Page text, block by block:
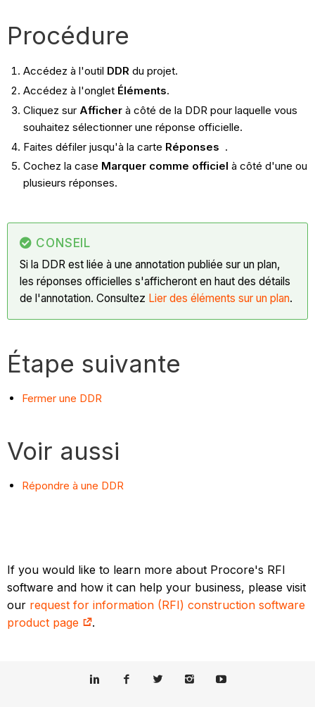
Procédure
Accédez à l'outil DDR du projet.
Accédez à l'onglet Éléments.
Cliquez sur Afficherà côté de la DDR pour laquelle vous
souhaitez sélectionner une réponse officielle.
Faites défiler jusqu'à la carte Réponses .
Cochez la case Marquer comme officiel à côté d'une ou
plusieurs réponses.
CONSEIL
Si la DDR est liée à une annotation publiée sur un plan,
les réponses officielles s'afficheront en haut des détails
de l'annotation. Consultez Lier des éléments sur un plan.
Étape suivante
Fermer une DDR
Voir aussi
Répondre à une DDR
If you would like to learn more about Procore's RFI
software and how it can help your business, please visit
our request for information (RFI) construction software
product page
.